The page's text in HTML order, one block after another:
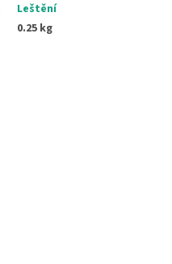
Leštění
0.25 kg